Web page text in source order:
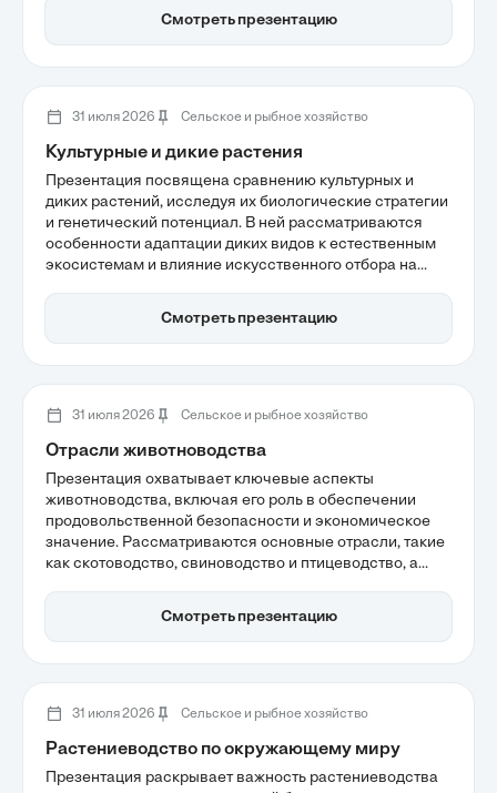
стал основой для развития цивилизации. Важность
устойчивого сельского хозяйства и инновационных
Смотреть презентацию
31 июля 2026 Сельское и рыбное хозяйство
Культурные и дикие растения
Презентация посвящена сравнению культурных и
диких растений, исследуя их биологические стратегии
и генетический потенциал. В ней рассматриваются
особенности адаптации диких видов к естественным
экосистемам и влияние искусственного отбора на
морфологии и снижению способности к выживанию.
Также подчеркивается важность сохранения диких
Смотреть презентацию
31 июля 2026 Сельское и рыбное хозяйство
Отрасли животноводства
Презентация охватывает ключевые аспекты
животноводства, включая его роль в обеспечении
продовольственной безопасности и экономическое
значение. Рассматриваются основные отрасли, такие
как скотоводство, свиноводство и птицеводство, а
уделяется современным вызовам, включая
необходимость повышения эффективности и
Смотреть презентацию
31 июля 2026 Сельское и рыбное хозяйство
Растениеводство по окружающему миру
Презентация раскрывает важность растениеводства